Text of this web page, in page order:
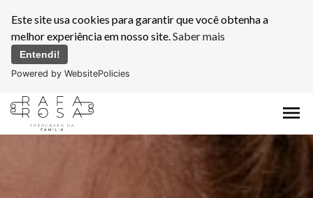
Este site usa cookies para garantir que você obtenha a
melhor experiência em nosso site.Saber mais
Entendi!
Powered by WebsitePolicies
menu